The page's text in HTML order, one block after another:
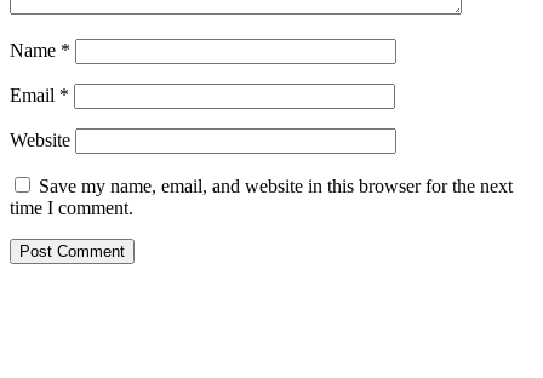
Name *
Email *
Website
Save my name, email, and website in this browser for the next
time I comment.